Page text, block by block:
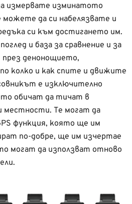
измервате изминатото
можете да си набелязвате и
си към достигането им.
и база за сравнение и за
денонощието,
колко и как спите и движите
е изключително
обичат да тичат в
местности. Те могат да
функция, която ще им
по-добре, ще им изчертае
могат да използват отново